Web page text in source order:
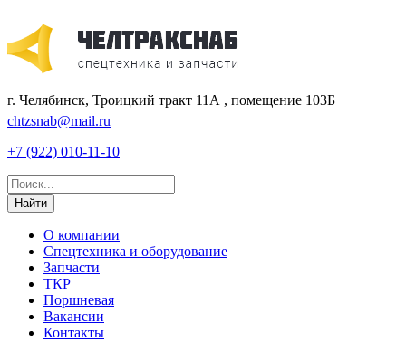
г. Челябинск, Троицкий тракт 11А , помещение 103Б
chtzsnab@mail.ru
+7 (922) 010-11-10
Найти
О компании
Спецтехника и оборудование
Запчасти
ТКР
Поршневая
Вакансии
Контакты